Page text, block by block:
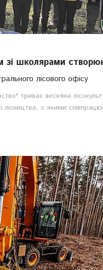
зі школярами
лісового офісу
триває весняна
лісництва, з якими